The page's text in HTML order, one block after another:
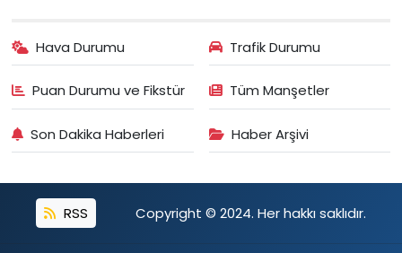
Hava Durumu Trafik Durumu
Puan Durumu ve Fikstür Tüm Manşetler
Son Dakika Haberleri Haber Arşivi
RSS Copyright © 2024. Her hakkı saklıdır.